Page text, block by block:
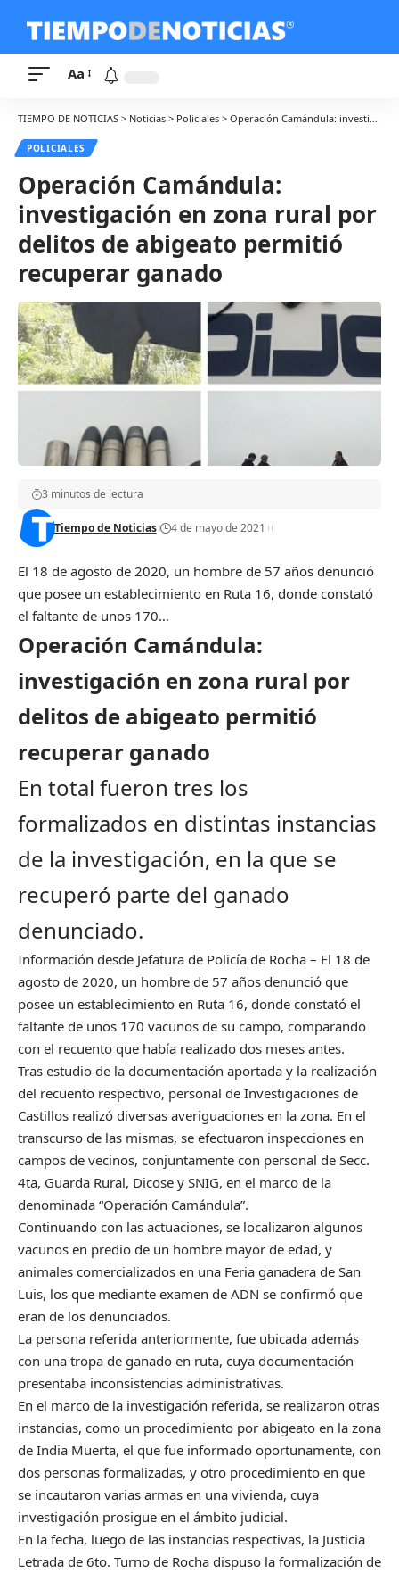
Aa
TIEMPO DE NOTICIAS > Noticias > Policiales > Operación Camándula: investigación en zona rural por delitos de abigeato permitió recuperar ganado
POLICIALES
Operación Camándula:
investigación en zona rural por
delitos de abigeato permitió
recuperar ganado
Tiempo de Noticias 4 de mayo de 2021
3 minutos de lectura
El 18 de agosto de 2020, un hombre de 57 años denunció
que posee un establecimiento en Ruta 16, donde constató
el faltante de unos 170…
Operación Camándula:
investigación en zona rural por
delitos de abigeato permitió
recuperar ganado
En total fueron tres los
formalizados en distintas instancias
de la investigación, en la que se
recuperó parte del ganado
denunciado.
Información desde Jefatura de Policía de Rocha – El 18 de
agosto de 2020, un hombre de 57 años denunció que
posee un establecimiento en Ruta 16, donde constató el
faltante de unos 170 vacunos de su campo, comparando
con el recuento que había realizado dos meses antes.
Tras estudio de la documentación aportada y la realización
del recuento respectivo, personal de Investigaciones de
Castillos realizó diversas averiguaciones en la zona. En el
transcurso de las mismas, se efectuaron inspecciones en
campos de vecinos, conjuntamente con personal de Secc.
4ta, Guarda Rural, Dicose y SNIG, en el marco de la
denominada “Operación Camándula”.
Continuando con las actuaciones, se localizaron algunos
vacunos en predio de un hombre mayor de edad, y
animales comercializados en una Feria ganadera de San
Luis, los que mediante examen de ADN se confirmó que
eran de los denunciados.
La persona referida anteriormente, fue ubicada además
con una tropa de ganado en ruta, cuya documentación
presentaba inconsistencias administrativas.
En el marco de la investigación referida, se realizaron otras
instancias, como un procedimiento por abigeato en la zona
de India Muerta, el que fue informado oportunamente, con
dos personas formalizadas, y otro procedimiento en que
se incautaron varias armas en una vivienda, cuya
investigación prosigue en el ámbito judicial.
En la fecha, luego de las instancias respectivas, la Justicia
Letrada de 6to. Turno de Rocha dispuso la formalización de